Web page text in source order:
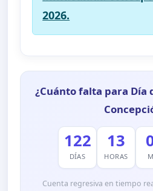
2026.
¿Cuánto falta para Día
122
DÍAS
13
HORAS
Cuenta regresiva en tiempo